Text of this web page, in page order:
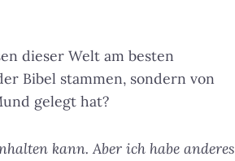
dieser Welt am besten
Bibel stammen, sondern von
gelegt hat?
kann. Aber ich habe anderes